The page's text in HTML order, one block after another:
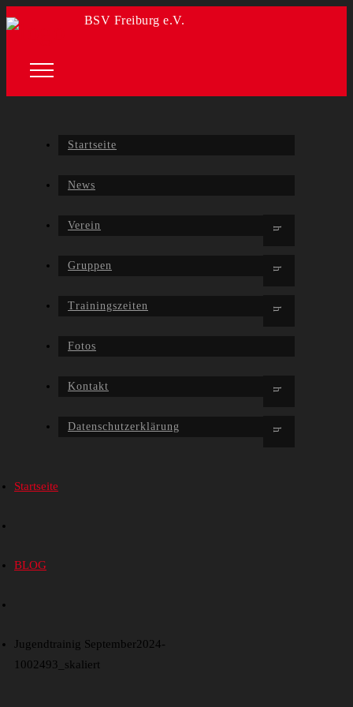
BSV Freiburg e.V.
Startseite
News
Verein
Gruppen
Trainingszeiten
Fotos
Kontakt
Datenschutzerklärung
Startseite
BLOG
Jugendtrainig September2024-
1002493_skaliert